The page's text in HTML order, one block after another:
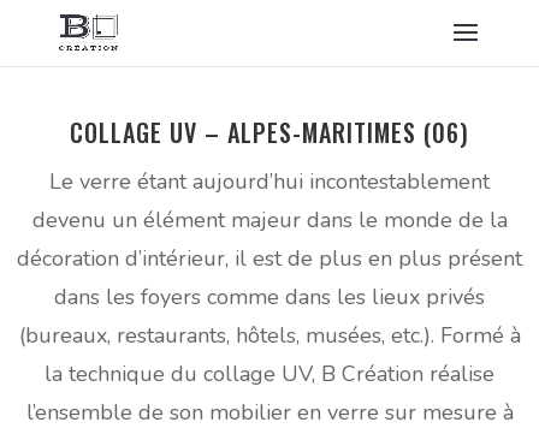
COLLAGE UV – ALPES-MARITIMES (06)
Le verre étant aujourd’hui incontestablement
devenu un élément majeur dans le monde de la
décoration d’intérieur, il est de plus en plus présent
dans les foyers comme dans les lieux privés
(bureaux, restaurants, hôtels, musées, etc.). Formé à
la technique du collage UV, B Création réalise
l’ensemble de son mobilier en verre sur mesure à